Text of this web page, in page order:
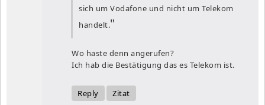
sich um Vodafone und nicht um Telekom
handelt.
Wo haste denn angerufen?
Ich hab die Bestätigung das es Telekom ist.
Reply Zitat